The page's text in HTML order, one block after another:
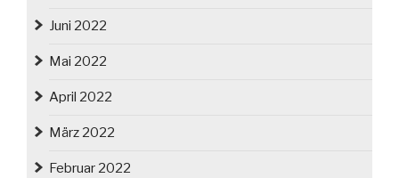
Juni 2022
Mai 2022
April 2022
März 2022
Februar 2022